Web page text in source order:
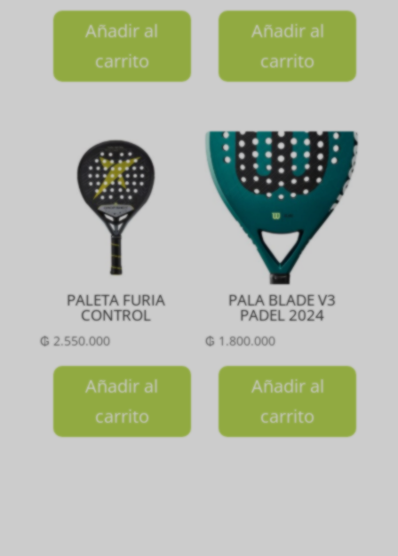
Añadir al
carrito
Añadir al
carrito
PALETA FURIA
CONTROL
₲2.550.000
Añadir al
carrito
PALA BLADE V3
PADEL 2024
₲ 1.800.000
Añadir al
carrito